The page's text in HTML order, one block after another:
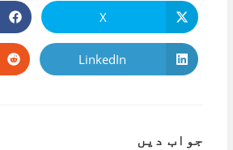
Opens
in
a
new
window
X
Opens
in
LinkedIn
جواب دیں